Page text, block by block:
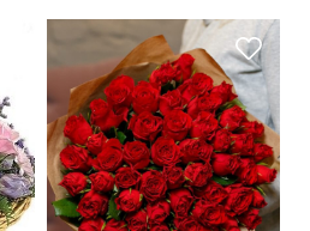
Мини-розочки 40 см